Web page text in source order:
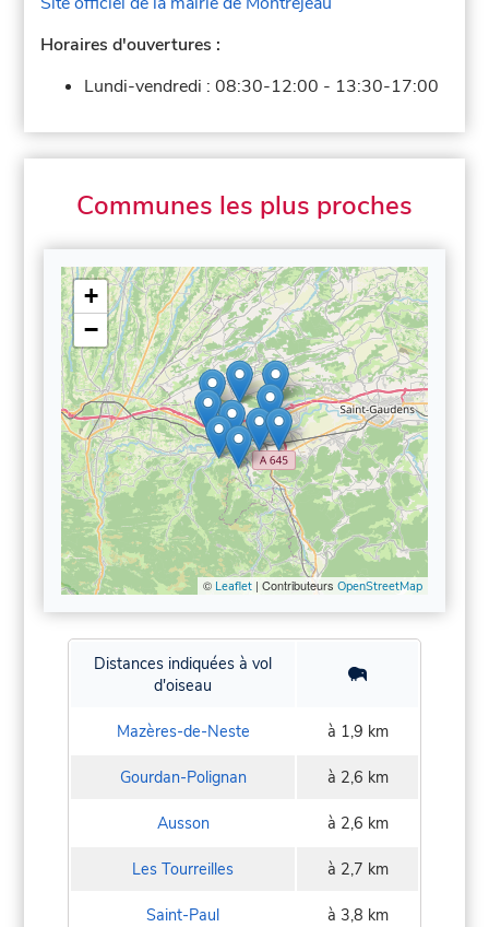
Horaires d'ouvertures :
Lundi-vendredi :08:30-12:00 - 13:30-17:00
Communes les plus proches
+
−
© Leaflet| Contributeurs OpenStreetMap
Distances indiquées à vol
d'oiseau
Mazères-de-Neste à 1,9 km
Gourdan-Polignan à 2,6 km
Ausson à 2,6 km
Les Tourreilles à 2,7 km
Saint-Paul à 3,8 km